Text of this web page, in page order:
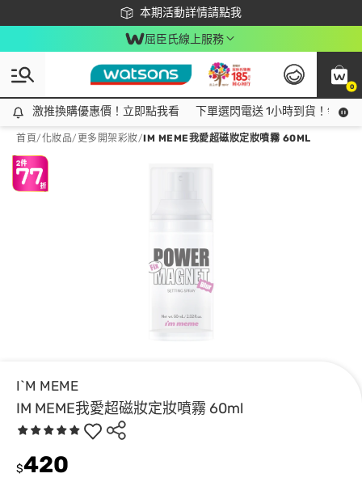
本期活動詳情請點我
下載app最高回饋$350
屈臣氏線上服務
0
激推換購優惠價！立即點我看
激推換購優惠價！立即點我看 下單選閃電送 1小時到貨！領神
首頁/化妝品/ 更多開架彩妝/IM MEME我愛超磁妝定妝噴霧 60ML
I`M MEME
IM MEME我愛超磁妝定妝噴霧 60ml
$420